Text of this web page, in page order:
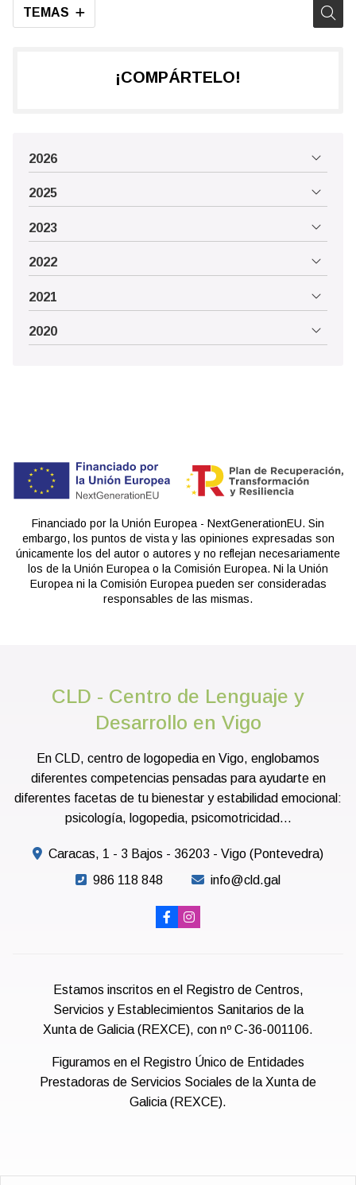
TEMAS
¡COMPÁRTELO!
2026
2025
2023
2022
2021
2020
Financiado por la Unión Europea - NextGenerationEU. Sin
embargo, los puntos de vista y las opiniones expresadas son
únicamente los del autor o autores y no reflejan necesariamente
los de la Unión Europea o la Comisión Europea. Ni la Unión
Europea ni la Comisión Europea pueden ser consideradas
responsables de las mismas.
CLD - Centro de Lenguaje y
Desarrollo en Vigo
En CLD, centro de logopedia en Vigo, englobamos
diferentes competencias pensadas para ayudarte en
diferentes facetas de tu bienestar y estabilidad emocional:
psicología, logopedia, psicomotricidad...
Caracas, 1 - 3 Bajos - 36203 - Vigo (Pontevedra)
986 118 848
info@cld.gal
Estamos inscritos en el Registro de Centros,
Servicios y Establecimientos Sanitarios de la
Xunta de Galicia (REXCE), con nº C-36-001106.
Figuramos en el Registro Único de Entidades
Prestadoras de Servicios Sociales de la Xunta de
Galicia (REXCE).